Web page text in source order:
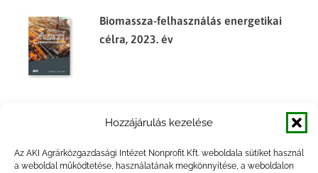
Hozzájárulás kezelése
Az AKI Agrárközgazdasági Intézet Nonprofit Kft. weboldala sütiket használ
a weboldal működtetése, használatának megkönnyítése, a weboldalon
Biomassza-felhasználás energetikai
célra, 2023. év
Biomassza-felhasználás energetikai